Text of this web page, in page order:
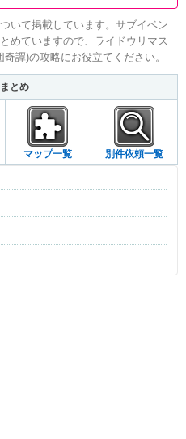
いて掲載しています。サブイベン
めていますので、ライドウリマス
譚)の攻略にお役立てください。
とめ
マップ一覧 別件依頼一覧